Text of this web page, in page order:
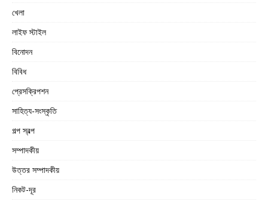
খেলা
লাইফ স্টাইল
বিনোদন
বিবিধ
প্রেসক্রিপশন
সাহিত্য-সংস্কৃতি
গল্প স্বল্প
সম্পাদকীয়
উত্তর সম্পাদকীয়
নিকট-দূর